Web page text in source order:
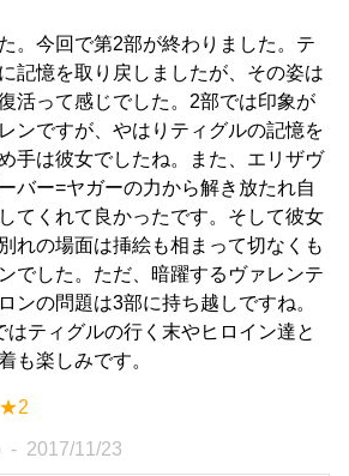
。今回で第2部が終わりました。テ
記憶を取り戻しましたが、その姿は
活って感じでした。2部では印象が
ンですが、やはりティグルの記憶を
手は彼女でしたね。また、エリザヴ
バー=ヤガーの力から解き放たれ自
てくれて良かったです。そして彼女
れの場面は挿絵も相まって切なくも
でした。ただ、暗躍するヴァレンテ
ンの問題は3部に持ち越しですね。
はティグルの行く末やヒロイン達と
も楽しみです。
★2
2017/11/23